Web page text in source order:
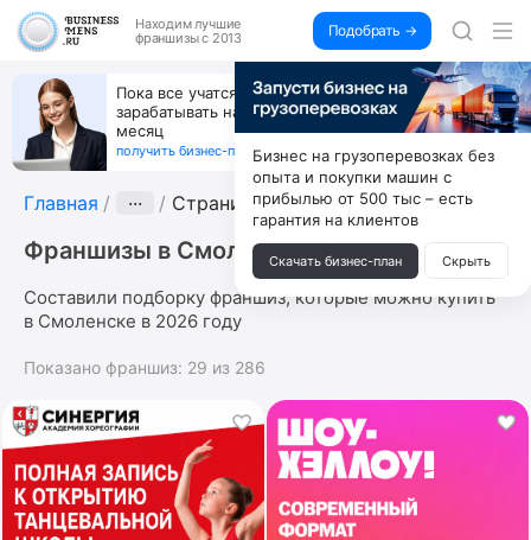
Находим лучшие
франшизы с 2013
Подобрать →
Пока все учатся пользоваться ИИ, вы можете
зарабатывать на их обучении по 500 тыс. каждый
месяц
получить бизнес-план ↓
Главная ··· Страница 4
Франшизы в Смоленске
Составили подборку франшиз, которые можно купить
в Смоленске в 2026 году
Показано франшиз: 29 из 286
Бизнес на грузоперевозках без
опыта и покупки машин с
прибылью от 500 тыс – есть
гарантия на клиентов
Скачать бизнес-план Скрыть